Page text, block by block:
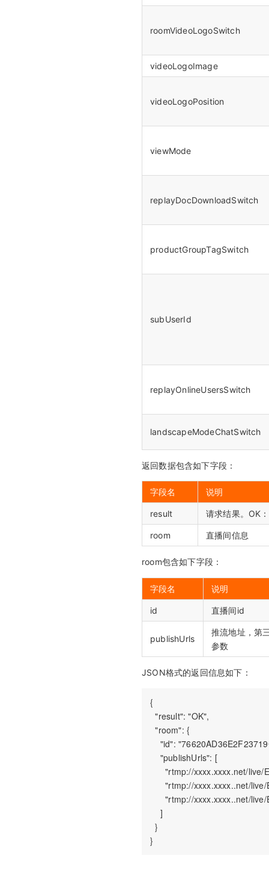
roomVideoLogoSwitch
videoLogoImage
videoLogoPosition
viewMode
replayDocDownloadSwitch
productGroupTagSwitch
subUserId
replayOnlineUsersSwitch
landscapeModeChatSwitch
返回数据包含如下字段：
字段名 说明
result 请求结果。OK
room 直播间信息
room包含如下字段：
字段名 说明
id 直播间id
publishUrls
推流地址，第
参数
JSON格式的返回信息如下：
{
  "result": "OK",
  "room": {
"id":
    "publishUrls": [
"rtmp://
"rtmp://
"rtmp://
    ]
  }